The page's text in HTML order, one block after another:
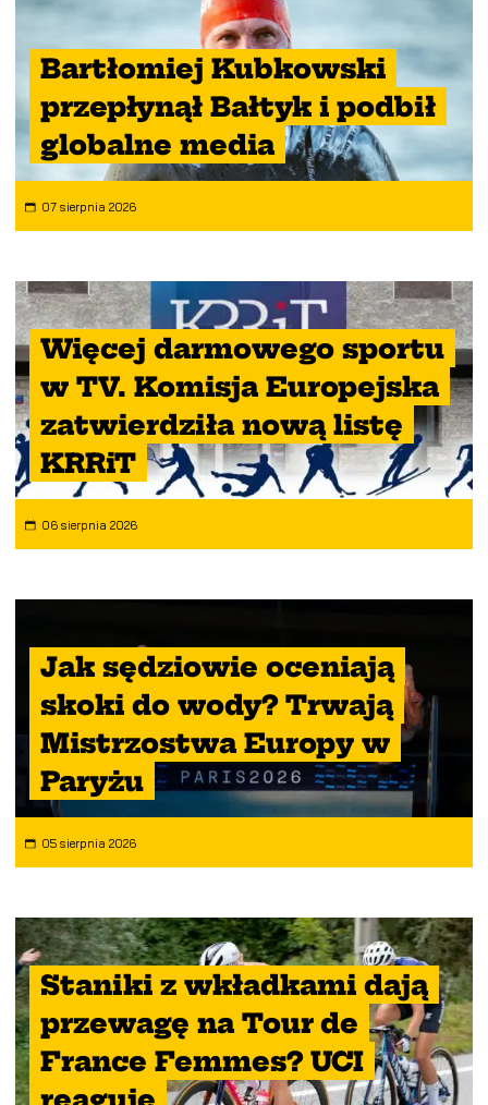
Bartłomiej Kubkowski
przepłynął Bałtyk i podbił
globalne media
07 sierpnia 2026
Więcej darmowego sportu
w TV. Komisja Europejska
zatwierdziła nową listę
KRRiT
06 sierpnia 2026
Jak sędziowie oceniają
skoki do wody? Trwają
Mistrzostwa Europy w
Paryżu
05 sierpnia 2026
Staniki z wkładkami dają
przewagę na Tour de
France Femmes? UCI